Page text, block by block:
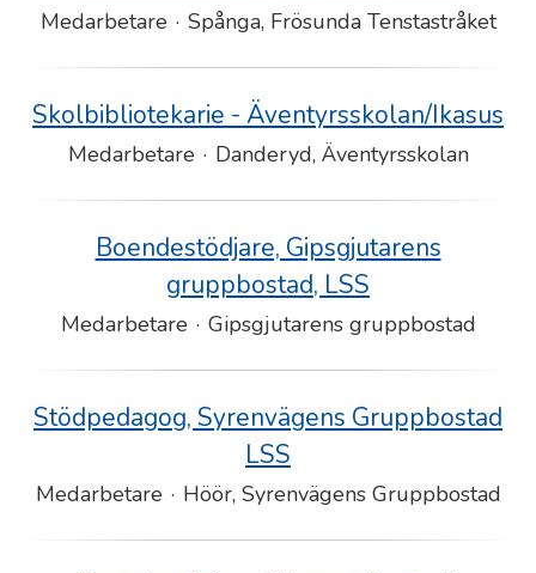
Medarbetare · Spånga, Frösunda Tenstastråket
Skolbibliotekarie - Äventyrsskolan/Ikasus
Medarbetare · Danderyd, Äventyrsskolan
Boendestödjare, Gipsgjutarens
gruppbostad, LSS
Medarbetare · Gipsgjutarens gruppbostad
Stödpedagog, Syrenvägens Gruppbostad
LSS
Medarbetare · Höör, Syrenvägens Gruppbostad